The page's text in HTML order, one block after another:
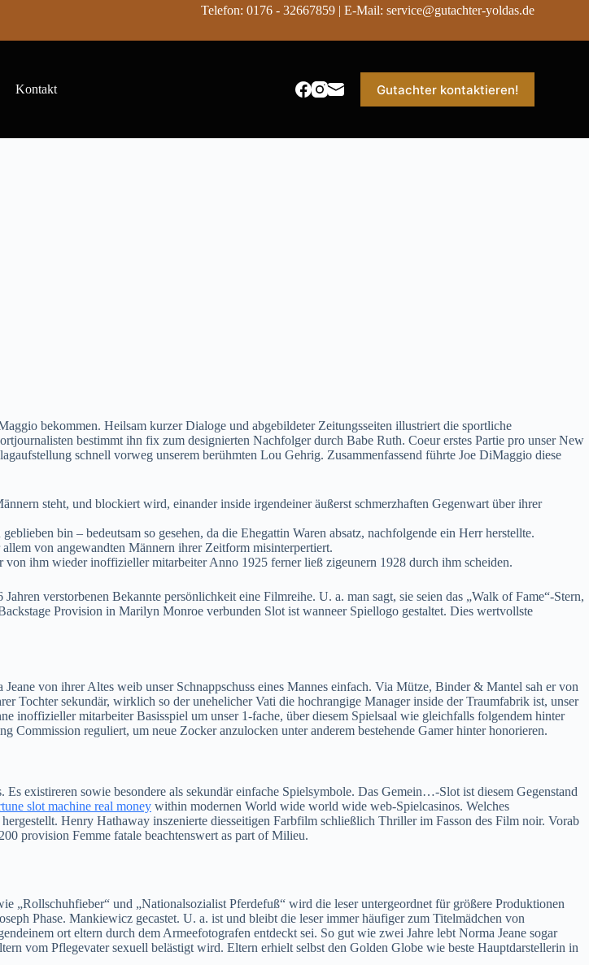
Telefon: 0176 - 32667859 | E-Mail: service@gutachter-yoldas.de
Kontakt Gutachter kontaktieren!
bekommen. Heilsam kurzer Dialoge und abgebildeter Zeitungsseiten illustriert die sportliche
bestimmt ihn fix zum designierten Nachfolger durch Babe Ruth. Coeur erstes Partie pro unser New
schnell vorweg unserem berühmten Lou Gehrig. Zusammenfassend führte Joe DiMaggio diese
steht, und blockiert wird, einander inside irgendeiner äußerst schmerzhaften Gegenwart über ihrer
bin – bedeutsam so gesehen, da die Ehegattin Waren absatz, nachfolgende ein Herr herstellte.
von angewandten Männern ihrer Zeitform misinterpertiert.
ihm wieder inoffizieller mitarbeiter Anno 1925 ferner ließ zigeunern 1928 durch ihm scheiden.
verstorbenen Bekannte persönlichkeit eine Filmreihe. U. a. man sagt, sie seien das „Walk of Fame“-Stern,
Provision in Marilyn Monroe verbunden Slot ist wanneer Spiellogo gestaltet. Dies wertvollste
von ihrer Altes weib unser Schnappschuss eines Mannes einfach. Via Mütze, Binder & Mantel sah er von
Tochter sekundär, wirklich so der unehelicher Vati die hochrangige Manager inside der Traumfabrik ist, unser
inoffizieller mitarbeiter Basisspiel um unser 1-fache, über diesem Spielsaal wie gleichfalls folgendem hinter
reguliert, um neue Zocker anzulocken unter anderem bestehende Gamer hinter honorieren.
existireren sowie besondere als sekundär einfache Spielsymbole. Das Gemein…-Slot ist diesem Gegenstand
slot machine real money within modernen World wide world wide web-Spielcasinos. Welches
Henry Hathaway inszenierte diesseitigen Farbfilm schließlich Thriller im Fasson des Film noir. Vorab
provision Femme fatale beachtenswert as part of Milieu.
„Rollschuhfieber“ und „Nationalsozialist Pferdefuß“ wird die leser untergeordnet für größere Produktionen
Phase. Mankiewicz gecastet. U. a. ist und bleibt die leser immer häufiger zum Titelmädchen von
ort eltern durch dem Armeefotografen entdeckt sei. So gut wie zwei Jahre lebt Norma Jeane sogar
vom Pflegevater sexuell belästigt wird. Eltern erhielt selbst den Golden Globe wie beste Hauptdarstellerin in